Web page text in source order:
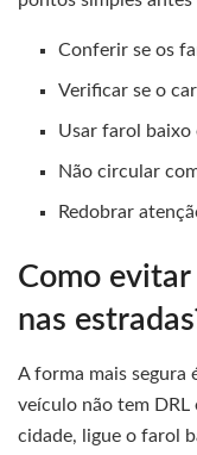
Conferir se os
Verificar se o
Usar farol baixo
Não circular
Redobrar
Como
nas
A forma mais segura
veículo não tem DRL
cidade, ligue o farol